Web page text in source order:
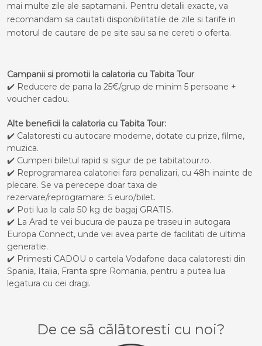
mai multe zile ale saptamanii. Pentru detalii exacte, va
recomandam sa cautati disponibilitatile de zile si tarife in
motorul de cautare de pe site sau sa ne cereti o oferta.
Campanii si promotii la calatoria cu Tabita Tour
✔️ Reducere de pana la 25€/grup de minim 5 persoane +
voucher cadou.
Alte beneficii la calatoria cu Tabita Tour:
✔️ Calatoresti cu autocare moderne, dotate cu prize, filme,
muzica.
✔️ Cumperi biletul rapid si sigur de pe tabitatour.ro.
✔️ Reprogramarea calatoriei fara penalizari, cu 48h inainte de
plecare. Se va perecepe doar taxa de
rezervare/reprogramare: 5 euro/bilet.
✔️ Poti lua la cala 50 kg de bagaj GRATIS.
✔️ La Arad te vei bucura de pauza pe traseu in autogara
Europa Connect, unde vei avea parte de facilitati de ultima
generatie.
✔️ Primesti CADOU o cartela Vodafone daca calatoresti din
Spania, Italia, Franta spre Romania, pentru a putea lua
legatura cu cei dragi.
De ce sã cãlãtoresti cu noi?